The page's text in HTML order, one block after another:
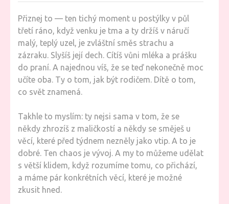
Přiznej to — ten tichý moment u postýlky v půl
třetí ráno, když venku je tma a ty držíš v náručí
malý, teplý uzel, je zvláštní směs strachu a
zázraku. Slyšíš její dech. Cítíš vůni mléka a prášku
do praní. A najednou víš, že se teď nekonečně moc
učíte oba. Ty o tom, jak být rodičem. Dítě o tom,
co svět znamená.
Takhle to myslím: ty nejsi sama v tom, že se
někdy zhrozíš z maličkostí a někdy se směješ u
věcí, které před týdnem nezněly jako vtip. A to je
dobré. Ten chaos je vývoj. A my to můžeme udělat
s větší klidem, když rozumíme tomu, co přichází,
a máme pár konkrétních věcí, které je možné
zkusit hned.